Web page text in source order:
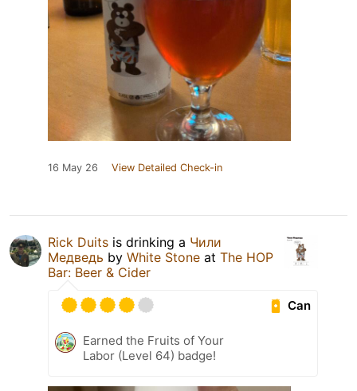
16 May 26 View Detailed Check-in
Rick Duits is drinking a Чили
Медведь by White Stone at The HOP
Bar: Beer & Cider
Can
Earned the Fruits of Your
Labor (Level 64) badge!